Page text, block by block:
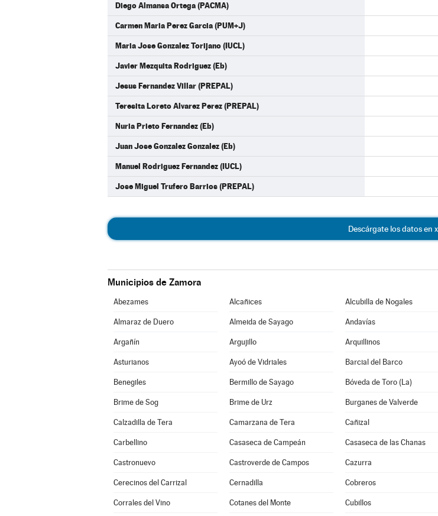
Diego Almansa Ortega (PACMA)
Carmen Maria Perez Garcia (PUM+J)
Maria Jose Gonzalez Torijano (IUCL)
Javier Mezquita Rodriguez (Eb)
Jesus Fernandez Villar (PREPAL)
Teresita Loreto Alvarez Perez (PREPAL)
Nuria Prieto Fernandez (Eb)
Juan Jose Gonzalez Gonzalez (Eb)
Manuel Rodriguez Fernandez (IUCL)
Jose Miguel Trufero Barrios (PREPAL)
Descárgate los datos en
Municipios de Zamora
Abezames Alcañices Alcubilla de Nogales
Almaraz de Duero Almeida de Sayago Andavías
Argañín Argujillo Arquillinos
Asturianos Ayoó de Vidriales Barcial del Barco
Benegiles Bermillo de Sayago Bóveda de Toro (La)
Brime de Sog Brime de Urz Burganes de Valverde
Calzadilla de Tera Camarzana de Tera Cañizal
Carbellino Casaseca de Campeán Casaseca de las Chanas
Castronuevo Castroverde de Campos Cazurra
Cerecinos del Carrizal Cernadilla Cobreros
Corrales del Vino Cotanes del Monte Cubillos